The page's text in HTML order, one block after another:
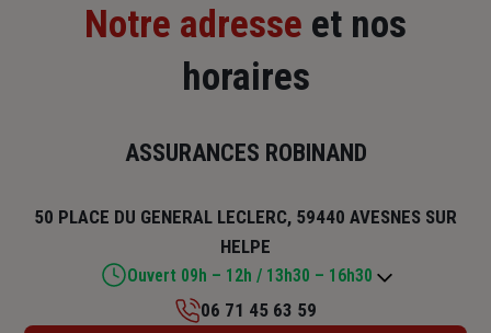
Notre adresse et nos
horaires
ASSURANCES ROBINAND
50 PLACE DU GENERAL LECLERC, 59440 AVESNES SUR
HELPE
Ouvert 09h – 12h / 13h30 – 16h30
06 71 45 63 59